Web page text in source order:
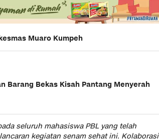
Muaro Kumpeh
Barang Bekas Kisah Pantang Menyerah
seluruh mahasiswa PBL yang telah
kegiatan senam sehat ini. Kolaborasi